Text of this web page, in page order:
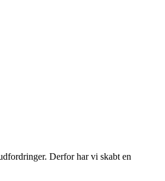
Derfor har vi skabt en